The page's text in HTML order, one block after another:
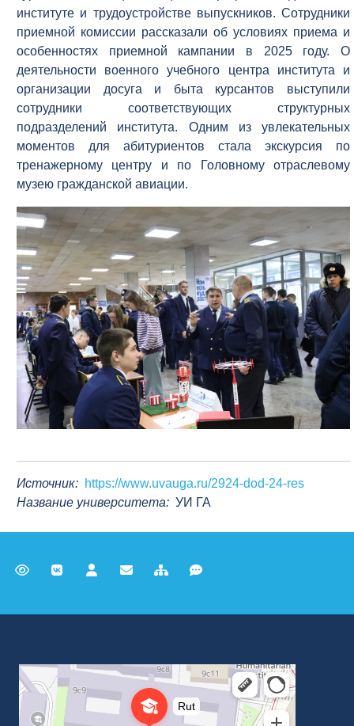
институте и трудоустройстве выпускников. Сотрудники
приемной комиссии рассказали об условиях приема и
особенностях приемной кампании в 2025 году. О
деятельности военного учебного центра института и
организации досуга и быта курсантов выступили
сотрудники соответствующих структурных
подразделений института. Одним из увлекательных
моментов для абитуриентов стала экскурсия по
тренажерному центру и по Головному отраслевому
музею гражданской авиации.
Источник: https://www.uvauga.ru/2924-dod-24-res
Название университета: УИ ГА
Российский университет транспорта
ВУЗ в Москве